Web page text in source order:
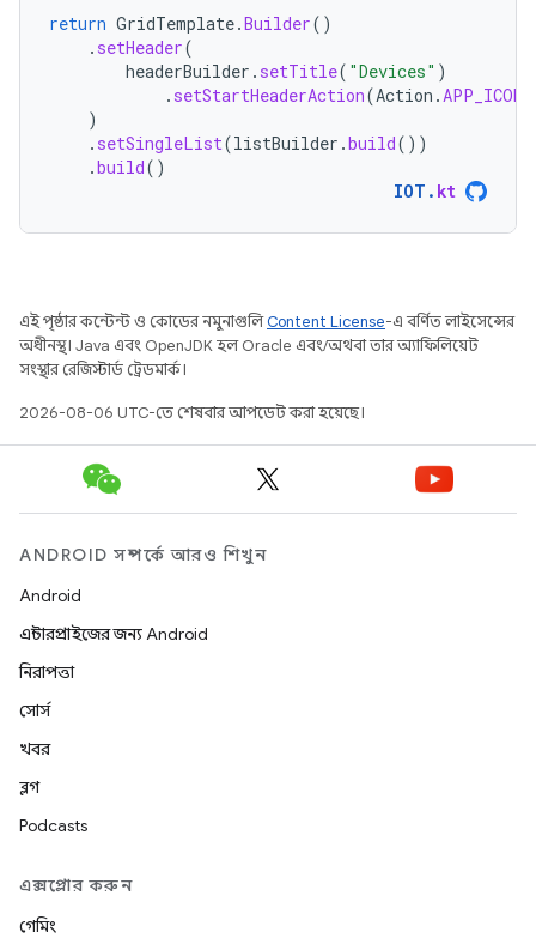
return GridTemplate.Builder()
. setHeader(
headerBuilder . setTitle( "Devices" )
. setStartHeaderAction(Action .APP_ICON
)
. setSingleList(listBuilder .build())
.build()
IOT . kt
এই পৃষ্ঠার কন্টেন্ট ও কোডের নমুনাগুলিContent License-এ বর্ণিত লাইসেন্সের
অধীনস্থ। Java এবং OpenJDK হল Oracle এবং/অথবা তার অ্যাফিলিয়েট
সংস্থার রেজিস্টার্ড ট্রেডমার্ক।
2026-08-06 UTC-তে শেষবার আপডেট করা হয়েছে।
ANDROID সম্পর্কে আরও শিখুন
Android
এন্টারপ্রাইজের জন্য Android
নিরাপত্তা
সোর্স
খবর
ব্লগ
Podcasts
এক্সপ্লোর করুন
গেমিং